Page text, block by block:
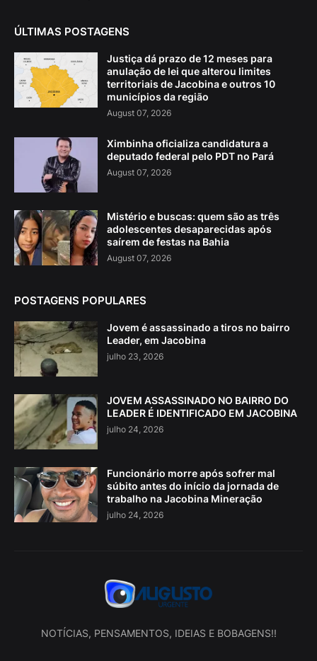
ÚLTIMAS POSTAGENS
Justiça dá prazo de 12 meses para
anulação de lei que alterou limites
territoriais de Jacobina e outros 10
municípios da região
August 07, 2026
Ximbinha oficializa candidatura a
deputado federal pelo PDT no Pará
August 07, 2026
Mistério e buscas: quem são as três
adolescentes desaparecidas após
saírem de festas na Bahia
August 07, 2026
POSTAGENS POPULARES
Jovem é assassinado a tiros no bairro
Leader, em Jacobina
julho 23, 2026
JOVEM ASSASSINADO NO BAIRRO DO
LEADER É IDENTIFICADO EM JACOBINA
julho 24, 2026
Funcionário morre após sofrer mal
súbito antes do início da jornada de
trabalho na Jacobina Mineração
julho 24, 2026
NOTÍCIAS, PENSAMENTOS, IDEIAS E BOBAGENS!!